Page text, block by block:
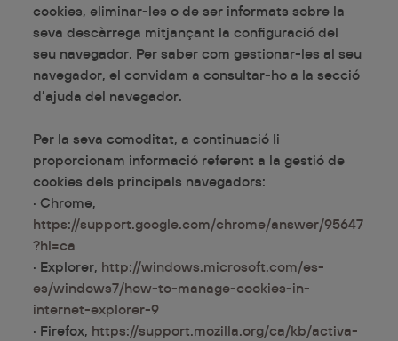
cookies, eliminar-les o de ser informats sobre la
seva descàrrega mitjançant la configuració del
seu navegador. Per saber com gestionar-les al seu
navegador, el convidam a consultar-ho a la secció
d’ajuda del navegador.
Per la seva comoditat, a continuació li
proporcionam informació referent a la gestió de
cookies dels principals navegadors:
· Chrome,
https://support.google.com/chrome/answer/95647
?hl=ca
· Explorer, http://windows.microsoft.com/es-
es/windows7/how-to-manage-cookies-in-
internet-explorer-9
· Firefox, https://support.mozilla.org/ca/kb/activa-